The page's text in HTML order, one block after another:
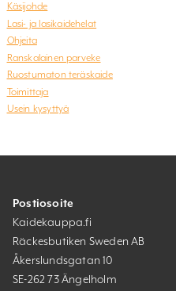
Käsijohde
Lasi- ja lasikaidehelat
Ohjeita
Ranskalainen parveke
Ruostumaton teräskaide
Toimittaja
Usein kysyttyä
Postiosoite
Kaidekauppa.fi
Räckesbutiken Sweden AB
Åkerslundsgatan 10
SE-262 73 Ängelholm